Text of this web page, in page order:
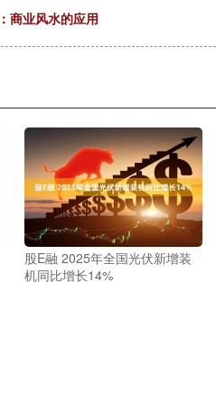
商业风水的应用
股E融 2025年全国光伏新增装
机同比增长14%